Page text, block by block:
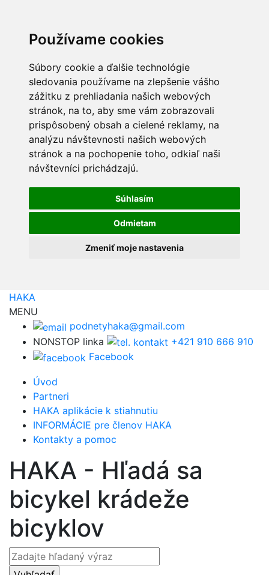
Používame cookies
Súbory cookie a ďalšie technológie
sledovania používame na zlepšenie vášho
zážitku z prehliadania našich webových
stránok, na to, aby sme vám zobrazovali
prispôsobený obsah a cielené reklamy, na
analýzu návštevnosti našich webových
stránok a na pochopenie toho, odkiaľ naši
návštevníci prichádzajú.
Súhlasím
Odmietam
Zmeniť moje nastavenia
HAKA
MENU
podnetyhaka@gmail.com
NONSTOP linka
+421 910 666 910
Facebook
Úvod
Partneri
HAKA aplikácie k stiahnutiu
INFORMÁCIE pre členov HAKA
Kontakty a pomoc
HAKA - Hľadá sa
bicykel krádeže
bicyklov